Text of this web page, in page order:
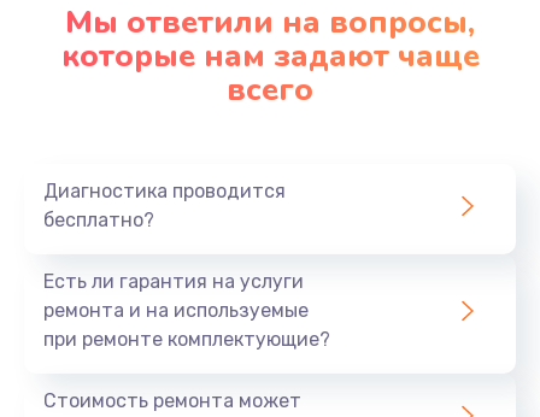
Мы ответили на вопросы,
которые нам задают чаще
всего
Диагностика проводится
бесплатно?
Есть ли гарантия на услуги
ремонта и на используемые
при ремонте комплектующие?
Стоимость ремонта может